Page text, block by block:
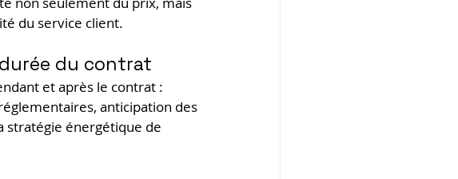
du service client.
du contrat
et après le contrat :
anticipation des
stratégie énergétique de